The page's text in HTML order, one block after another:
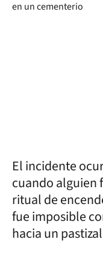
El incidente
cuando alguien
ritual de
fue imposible
hacia un